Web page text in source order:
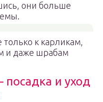
они больше
к карликам,
и даже шрабам
посадка и уход